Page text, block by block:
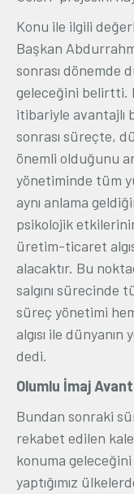
Konu ile ilgili
Başkan
sonrası dönemde
geleceğini belirtti.
itibariyle avantajlı
sonrası süreçte,
önemli olduğunu
yönetiminde tüm
aynı anlama
psikolojik
üretim-ticaret
alacaktır. Bu
salgını sürecinde
süreç yönetimi
algısı ile
dedi.
Olumlu İmaj
Bundan sonraki
rekabet edilen
konuma
yaptığımız